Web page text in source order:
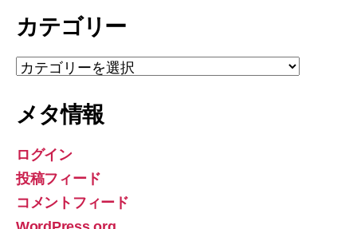
イ
カテゴリー
カ
テ
リ
メタ情報
ログイン
投稿フィード
コメントフィード